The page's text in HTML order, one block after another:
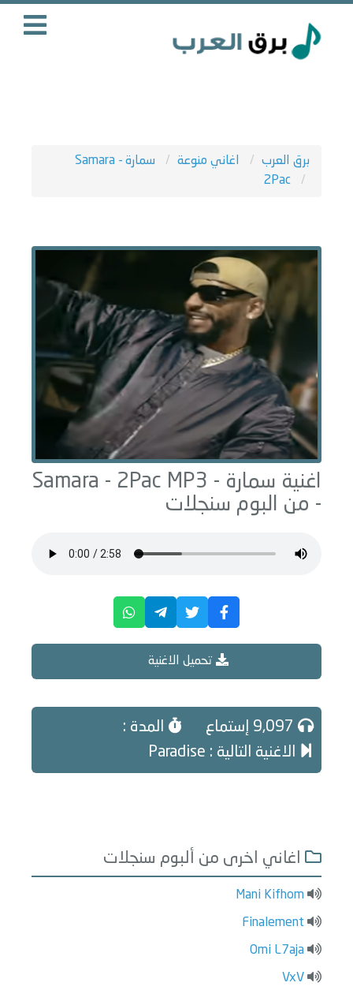
برق العرب اغاني منوعة
سمارة - Samara
2Pac
اغنية سمارة - Samara - 2Pac MP3
- من البوم سنجلات
تحميل الاغنية
المدة :
الاغنية التالية : Paradise
اغاني اخرى من ألبوم سنجلات
Mani Kifhom
Finalement
Omi L7aja
VxV